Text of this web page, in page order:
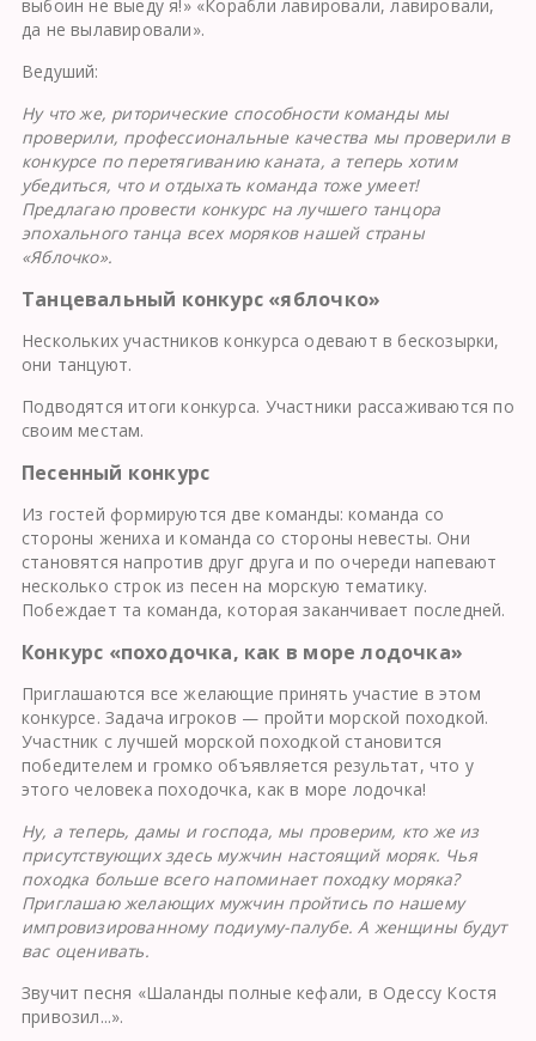
выбоин не выеду я!» «Корабли лавировали, лавировали,
да не вылавировали».
Ведуший:
Ну что же, риторические способности команды мы
проверили, профессиональные качества мы проверили в
конкурсе по перетягиванию каната, а теперь хотим
убедиться, что и отдыхать команда тоже умеет!
Предлагаю провести конкурс на лучшего танцора
эпохального танца всех моряков нашей страны
«Яблочко».
Танцевальный конкурс «яблочко»
Нескольких участников конкурса одевают в бескозырки,
они танцуют.
Подводятся итоги конкурса. Участники рассаживаются по
своим местам.
Песенный конкурс
Из гостей формируются две команды: команда со
стороны жениха и команда со стороны невесты. Они
становятся напротив друг друга и по очереди напевают
несколько строк из песен на морскую тематику.
Побеждает та команда, которая заканчивает последней.
Конкурс «походочка, как в море лодочка»
Приглашаются все желающие принять участие в этом
конкурсе. Задача игроков — пройти морской походкой.
Участник с лучшей морской походкой становится
победителем и громко объявляется результат, что у
этого человека походочка, как в море лодочка!
Ну, а теперь, дамы и господа, мы проверим, кто же из
присутствующих здесь мужчин настоящий моряк. Чья
походка больше всего напоминает походку моряка?
Приглашаю желающих мужчин пройтись по нашему
импровизированному подиуму-палубе. А женщины будут
вас оценивать.
Звучит песня «Шаланды полные кефали, в Одессу Костя
привозил...».